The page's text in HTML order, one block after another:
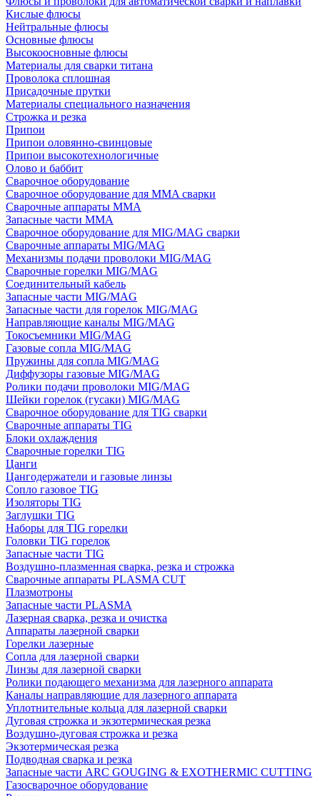
Кислые флюсы
Нейтральные флюсы
Основные флюсы
Высокоосновные флюсы
Материалы для сварки титана
Проволока сплошная
Присадочные прутки
Материалы специального назначения
Строжка и резка
Припои
Припои оловянно-свинцовые
Припои высокотехнологичные
Олово и баббит
Сварочное оборудование
Сварочное оборудование для MMA сварки
Сварочные аппараты MMA
Запасные части MMA
Сварочное оборудование для MIG/MAG сварки
Сварочные аппараты MIG/MAG
Механизмы подачи проволоки MIG/MAG
Сварочные горелки MIG/MAG
Соединительный кабель
Запасные части MIG/MAG
Запасные части для горелок MIG/MAG
Направляющие каналы MIG/MAG
Токосъемники MIG/MAG
Газовые сопла MIG/MAG
Пружины для сопла MIG/MAG
Диффузоры газовые MIG/MAG
Ролики подачи проволоки MIG/MAG
Шейки горелок (гусаки) MIG/MAG
Сварочное оборудование для TIG сварки
Сварочные аппараты TIG
Блоки охлаждения
Сварочные горелки TIG
Цанги
Цангодержатели и газовые линзы
Сопло газовое TIG
Изоляторы TIG
Заглушки TIG
Наборы для TIG горелки
Головки TIG горелок
Запасные части TIG
Воздушно-плазменная сварка, резка и строжка
Сварочные аппараты PLASMA CUT
Плазмотроны
Запасные части PLASMA
Лазерная сварка, резка и очистка
Аппараты лазерной сварки
Горелки лазерные
Сопла для лазерной сварки
Линзы для лазерной сварки
Ролики подающего механизма для лазерного аппарата
Каналы направляющие для лазерного аппарата
Уплотнительные кольца для лазерной сварки
Дуговая строжка и экзотермическая резка
Воздушно-дуговая строжка и резка
Экзотермическая резка
Подводная сварка и резка
Запасные части ARC GOUGING & EXOTHERMIC CUTTING
Газосварочное оборудование